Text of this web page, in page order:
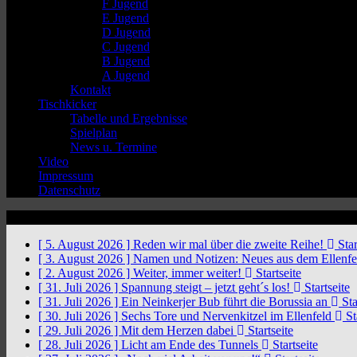
F Jugend
E Jugend
D Jugend
C Jugend
B Jugend
A Jugend
Kontakt
Tischkicker
Tabelle und Ergebnisse
Spielplan
News u. Termine
Video
Impressum
Datenschutz
[ 5. August 2026 ] Reden wir mal über die zweite Reihe!
[ 3. August 2026 ] Namen und Notizen: Neues aus dem
[ 2. August 2026 ] Weiter, immer weiter!
Startseite
[ 31. Juli 2026 ] Spannung steigt – jetzt geht´s los!
Startseite
[ 31. Juli 2026 ] Ein Neinkerjer Bub führt die Borussia an
[ 30. Juli 2026 ] Sechs Tore und Nervenkitzel im Ellenfeld
[ 29. Juli 2026 ] Mit dem Herzen dabei
Startseite
[ 28. Juli 2026 ] Licht am Ende des Tunnels
Startseite